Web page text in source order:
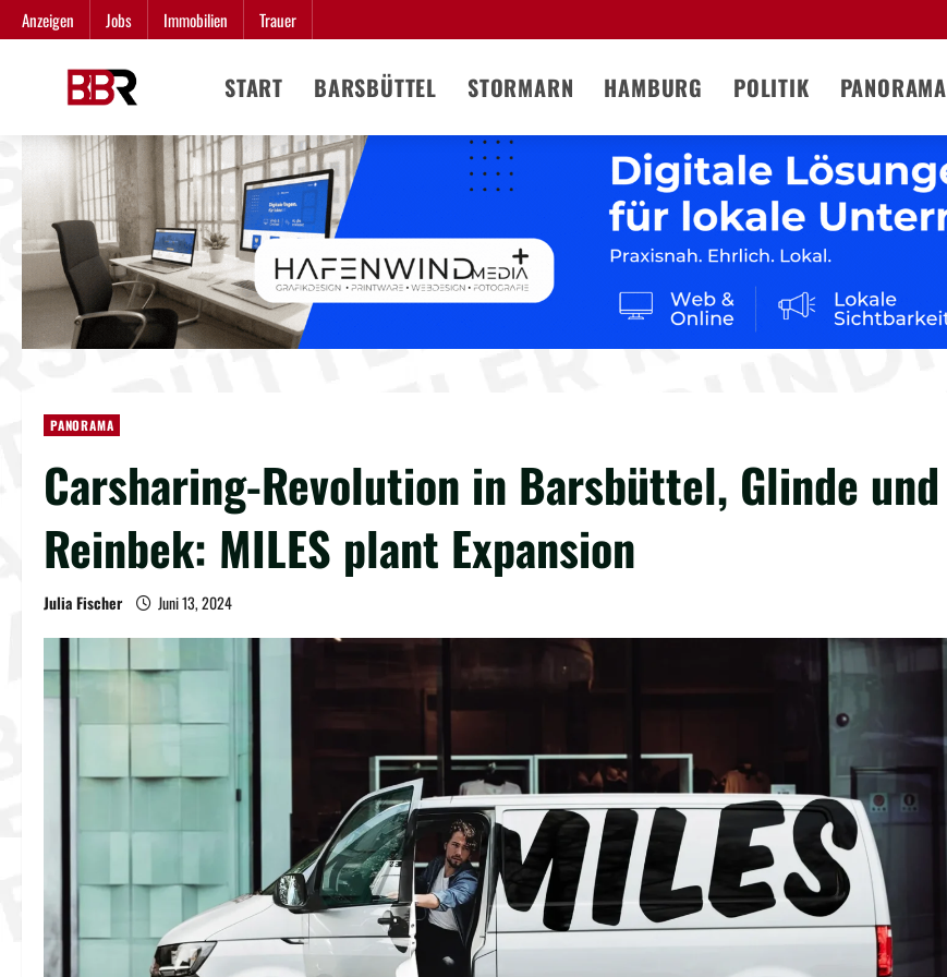
Zum
Inhalt
Anzeigen Jobs Immobilien Trauer
START BARSBÜTTEL STORMARN HAMBURG POLITIK PANORAMA
PANORAMA
Carsharing-Revolution in Barsbüttel, Glinde und
Reinbek: MILES plant Expansion
Julia Fischer Juni 13, 2024